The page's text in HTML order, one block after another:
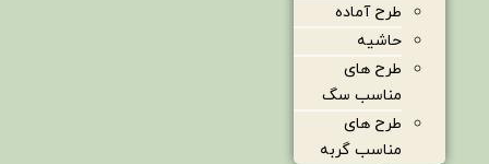
طرح آماده
حاشیه
طرح های
مناسب سگ
طرح های
مناسب گربه